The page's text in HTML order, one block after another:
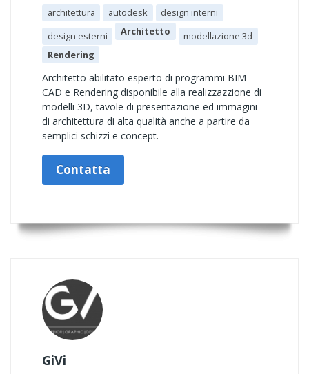
architettura autodesk
design interni
design esterni
Architetto
modellazione 3d
Rendering
Architetto abilitato esperto di programmi BIM
CAD e Rendering disponibile alla realizzazzione di
modelli 3D, tavole di presentazione ed immagini
di architettura di alta qualità anche a partire da
semplici schizzi e concept.
Contatta
GiVi